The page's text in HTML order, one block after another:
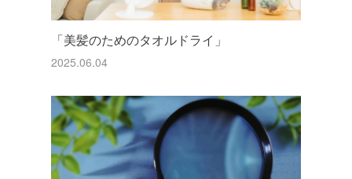
「美髪のためのタオルドライ」
2025.06.04